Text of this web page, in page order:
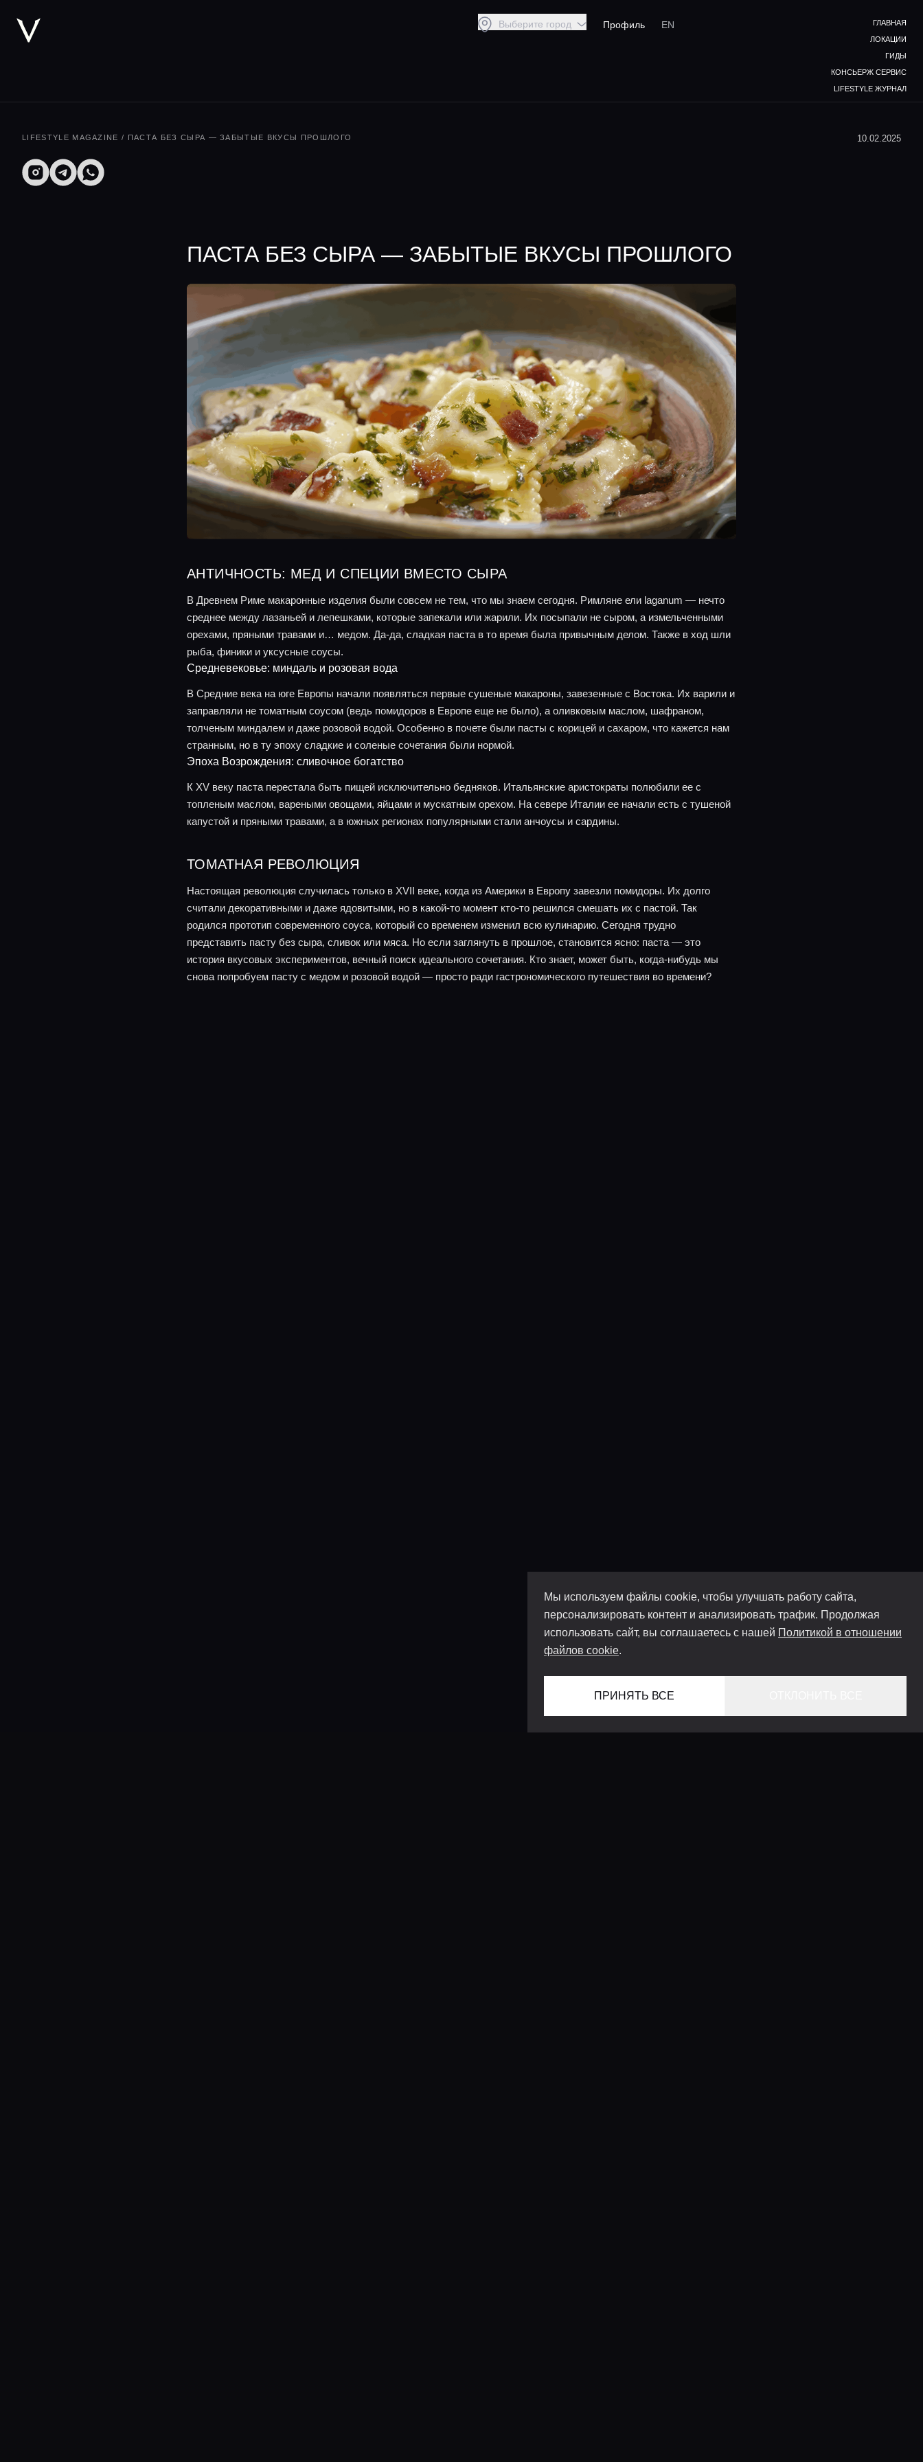
Мы используем файлы cookie, чтобы улучшать работу сайта,
персонализировать контент и анализировать трафик. Продолжая
использовать сайт, вы соглашаетесь с нашей Политикой в отношении
файлов cookie.
ПРИНЯТЬ ВСЕ
Выберите город Профиль EN
ГЛАВНАЯ
ЛОКАЦИИ
ГИДЫ
КОНСЬЕРЖ СЕРВИС
LIFESTYLE ЖУРНАЛ
LIFESTYLE MAGAZINE / ПАСТА БЕЗ СЫРА — ЗАБЫТЫЕ ВКУСЫ ПРОШЛОГО 10.02.2025
ПАСТА БЕЗ СЫРА — ЗАБЫТЫЕ ВКУСЫ ПРОШЛОГО
АНТИЧНОСТЬ: МЕД И СПЕЦИИ ВМЕСТО СЫРА
В Древнем Риме макаронные изделия были совсем не тем, что мы знаем сегодня. Римляне ели laganum — нечто
среднее между лазаньей и лепешками, которые запекали или жарили. Их посыпали не сыром, а измельченными
орехами, пряными травами и… медом. Да-да, сладкая паста в то время была привычным делом. Также в ход шли
рыба, финики и уксусные соусы.
Средневековье: миндаль и розовая вода
В Средние века на юге Европы начали появляться первые сушеные макароны, завезенные с Востока. Их варили и
заправляли не томатным соусом (ведь помидоров в Европе еще не было), а оливковым маслом, шафраном,
толченым миндалем и даже розовой водой. Особенно в почете были пасты с корицей и сахаром, что кажется нам
странным, но в ту эпоху сладкие и соленые сочетания были нормой.
Эпоха Возрождения: сливочное богатство
К XV веку паста перестала быть пищей исключительно бедняков. Итальянские аристократы полюбили ее с
топленым маслом, вареными овощами, яйцами и мускатным орехом. На севере Италии ее начали есть с тушеной
капустой и пряными травами, а в южных регионах популярными стали анчоусы и сардины.
ТОМАТНАЯ РЕВОЛЮЦИЯ
Настоящая революция случилась только в XVII веке, когда из Америки в Европу завезли помидоры. Их долго
считали декоративными и даже ядовитыми, но в какой-то момент кто-то решился смешать их с пастой. Так
родился прототип современного соуса, который со временем изменил всю кулинарию. Сегодня трудно
представить пасту без сыра, сливок или мяса. Но если заглянуть в прошлое, становится ясно: паста — это
история вкусовых экспериментов, вечный поиск идеального сочетания. Кто знает, может быть, когда-нибудь мы
снова попробуем пасту с медом и розовой водой — просто ради гастрономического путешествия во времени?